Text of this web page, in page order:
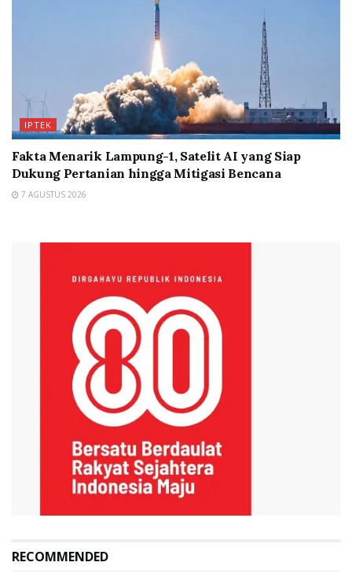
IPTEK
Fakta Menarik Lampung-1, Satelit AI yang Siap
Dukung Pertanian hingga Mitigasi Bencana
7 AGUSTUS 2026
RECOMMENDED